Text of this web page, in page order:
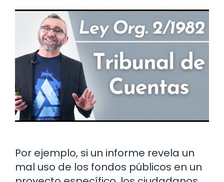
Por ejemplo, si un informe revela un
mal uso de los fondos públicos en un